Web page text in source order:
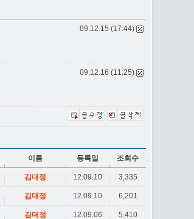
09.12.15 (17:44)
09.12.16 (11:25)
이름 등록일 조회수
김대정 12.09.10 3,335
김대정 12.09.10 6,201
김대정 12.09.06 5,410